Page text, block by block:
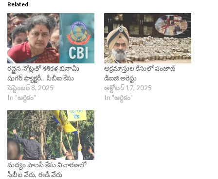
Related
రద్దైన నోట్లతో శశికళ బినామీ
షుగర్ ఫ్యాక్టరీ.. సీబీఐ కేసు
సెప్టెంబర్ 8, 2025
In "ఆర్థికం"
అక్రమాస్తుల కేసులో పంజాబ్
డిఐజి అరెస్టు
అక్టోబర్ 17, 2025
In "ఆర్థికం"
మద్యం పాలసీ కేసు విచారణలో
సీబీఐ వేరు, ఈడీ వేరు